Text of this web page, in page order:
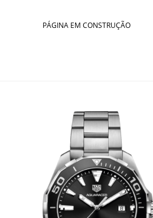
PÁGINA EM CONSTRUÇÃO